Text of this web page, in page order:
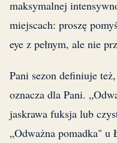
maksymalnej
miejscach: proszę
eye z pełnym, ale nie
Pani sezon definiuje
oznacza dla Pani.
jaskrawa fuksja lub
„Odważna pomadka" u